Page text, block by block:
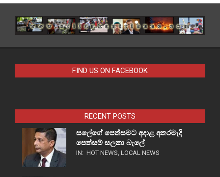
FIND US ON FACEBOOK
RECENT POSTS
සලේගේ පෙත්සමට අදාළ අතරමැදි
පෙත්සම් සලකා බැලේ
IN: HOT NEWS, LOCAL NEWS